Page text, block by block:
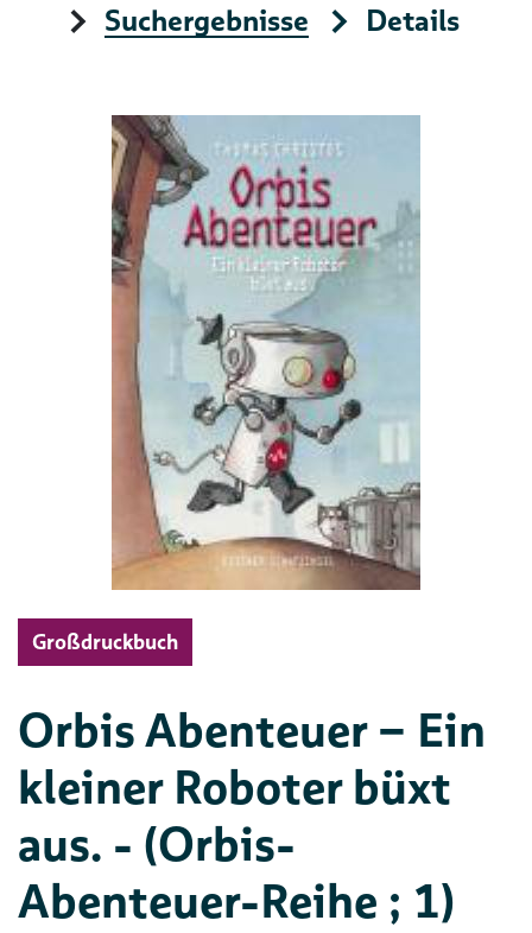
Suchergebnisse
Details
Großdruckbuch
Orbis Abenteuer – Ein
kleiner Roboter büxt
aus. - (Orbis-
Abenteuer-Reihe ; 1)